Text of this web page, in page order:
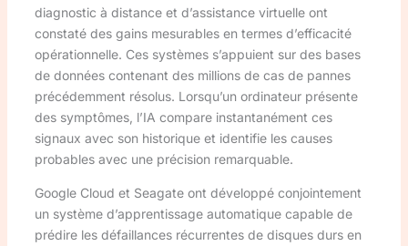
diagnostic à distance et d’assistance virtuelle ont
constaté des gains mesurables en termes d’efficacité
opérationnelle. Ces systèmes s’appuient sur des bases
de données contenant des millions de cas de pannes
précédemment résolus. Lorsqu’un ordinateur présente
des symptômes, l’IA compare instantanément ces
signaux avec son historique et identifie les causes
probables avec une précision remarquable.
Google Cloud et Seagate ont développé conjointement
un système d’apprentissage automatique capable de
prédire les défaillances récurrentes de disques durs en